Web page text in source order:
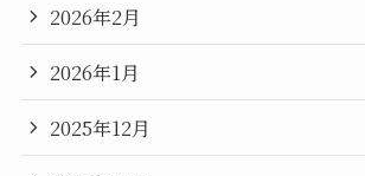
2026年2月
2026年1月
2025年12月